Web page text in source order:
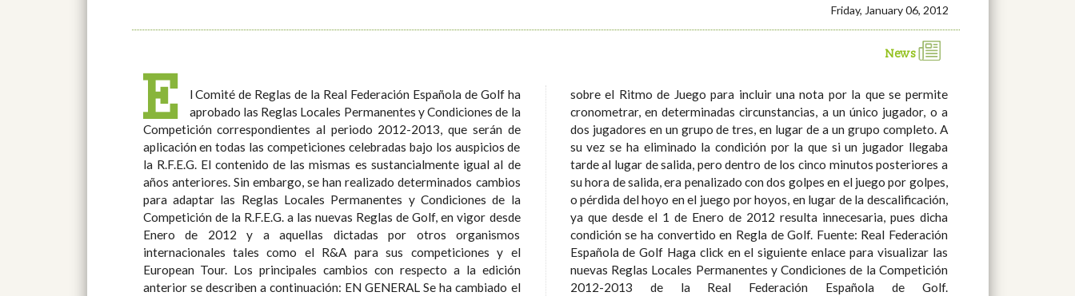
Friday, January 06, 2012
News
E
l Comité de Reglas de la Real Federación Española de Golf ha
aprobado las Reglas Locales Permanentes y Condiciones de la
Competición correspondientes al periodo 2012-2013, que serán de
aplicación en todas las competiciones celebradas bajo los auspicios de
la R.F.E.G. El contenido de las mismas es sustancialmente igual al de
años anteriores. Sin embargo, se han realizado determinados cambios
para adaptar las Reglas Locales Permanentes y Condiciones de la
Competición de la R.F.E.G. a las nuevas Reglas de Golf, en vigor desde
Enero de 2012 y a aquellas dictadas por otros organismos
internacionales tales como el R&A para sus competiciones y el
European Tour. Los principales cambios con respecto a la edición
anterior se describen a continuación: EN GENERAL Se ha cambiado el
sobre el Ritmo de Juego para incluir una nota por la que se permite
cronometrar, en determinadas circunstancias, a un único jugador, o a
dos jugadores en un grupo de tres, en lugar de a un grupo completo. A
su vez se ha eliminado la condición por la que si un jugador llegaba
tarde al lugar de salida, pero dentro de los cinco minutos posteriores a
su hora de salida, era penalizado con dos golpes en el juego por golpes,
o pérdida del hoyo en el juego por hoyos, en lugar de la descalificación,
ya que desde el 1 de Enero de 2012 resulta innecesaria, pues dicha
condición se ha convertido en Regla de Golf. Fuente: Real Federación
Española de Golf Haga click en el siguiente enlace para visualizar las
nuevas Reglas Locales Permanentes y Condiciones de la Competición
2012-2013 de la Real Federación Española de Golf.